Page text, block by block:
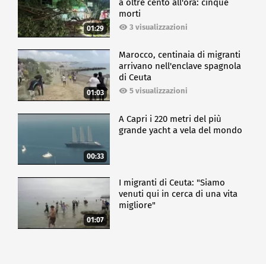
01:29
a oltre cento all'ora: cinque
morti
3 visualizzazioni
01:03
Marocco, centinaia di migranti
arrivano nell'enclave spagnola
di Ceuta
5 visualizzazioni
00:33
A Capri i 220 metri del più
grande yacht a vela del mondo
01:07
I migranti di Ceuta: "Siamo
venuti qui in cerca di una vita
migliore"